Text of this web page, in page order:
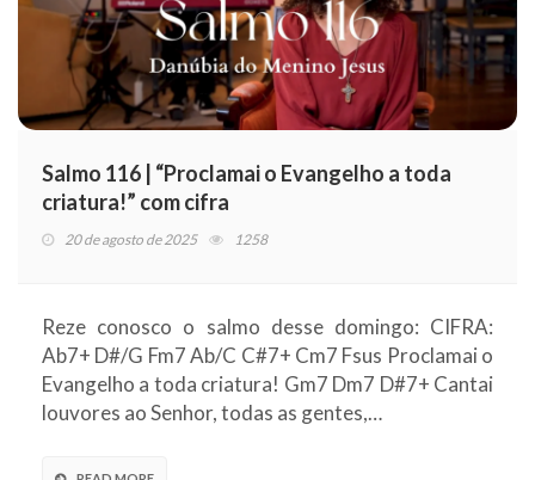
Salmo 116 | “Proclamai o Evangelho a toda
criatura!” com cifra
20 de agosto de 2025 1258
Reze conosco o salmo desse domingo: CIFRA:
Ab7+ D#/G Fm7 Ab/C C#7+ Cm7 Fsus Proclamai o
Evangelho a toda criatura! Gm7 Dm7 D#7+ Cantai
louvores ao Senhor, todas as gentes,…